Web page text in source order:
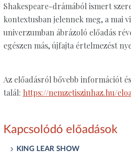
Shakespeare-drámából ismert
kontextusban jelennek meg, a mai
univerzumban ábrázoló előadás
egészen más, újfajta értelmezést
Az előadásról bővebb információt
talál: https://nemzetiszinhaz.hu/
Kapcsolódó előadások
KING LEAR SHOW